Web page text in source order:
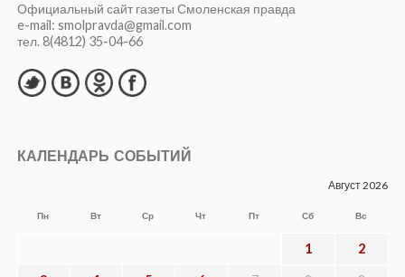
Официальный сайт газеты Смоленская правда
e-mail: smolpravda@gmail.com
тел. 8(4812) 35-04-66
КАЛЕНДАРЬ СОБЫТИЙ
Август 2026
Пн Вт Ср Чт Пт Сб Вс
1 2